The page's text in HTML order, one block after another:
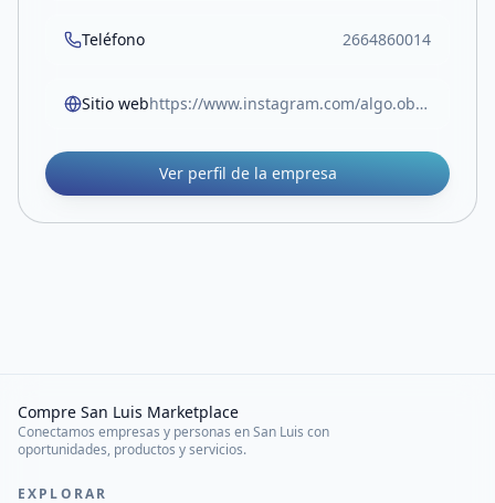
Teléfono 2664860014
Sitio web https://www.instagram.com/algo.obonit0?igsh=enplYXF3MzY5NW4x
Ver perfil de la empresa
Compre San Luis Marketplace
Conectamos empresas y personas en San Luis con
oportunidades, productos y servicios.
EXPLORAR